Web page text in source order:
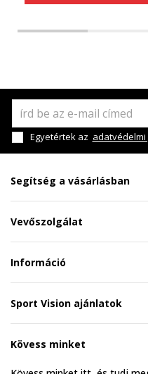
Egyetértek az
Segítség a vásárlásban
Vevőszolgálat
Információ
Sport Vision ajánlatok
Kövess minket